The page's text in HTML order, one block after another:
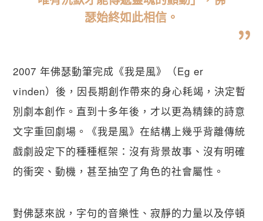
瑟始終如此相信。
2007 年佛瑟動筆完成《我是風》（Eg er
vinden）後，因長期創作帶來的身心耗竭，決定暫
別劇本創作。直到十多年後，才以更為精鍊的詩意
文字重回劇場。《我是風》在結構上幾乎背離傳統
戲劇設定下的種種框架：沒有背景故事、沒有明確
的衝突、動機，甚至抽空了角色的社會屬性。
對佛瑟來說，字句的音樂性、寂靜的力量以及停頓